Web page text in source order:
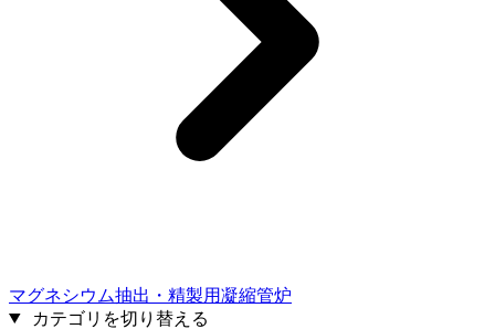
マグネシウム抽出・精製用凝縮管炉
カテゴリを切り替える